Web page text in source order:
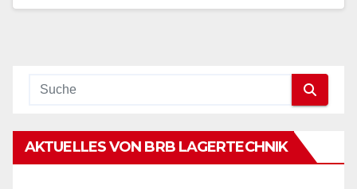
AKTUELLES VON BRB LAGERTECHNIK